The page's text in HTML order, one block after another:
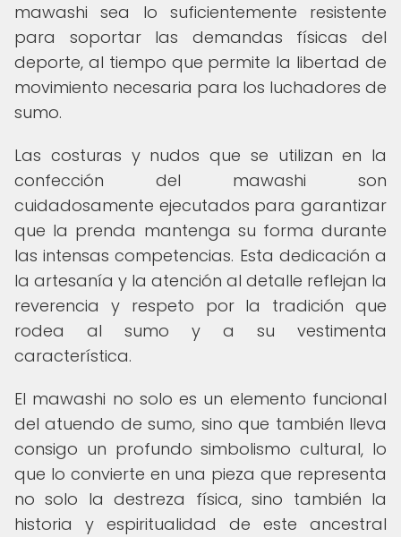
mawashi sea lo suficientemente resistente
para soportar las demandas físicas del
deporte, al tiempo que permite la libertad de
movimiento necesaria para los luchadores de
sumo.
Las costuras y nudos que se utilizan en la
confección del mawashi son
cuidadosamente ejecutados para garantizar
que la prenda mantenga su forma durante
las intensas competencias. Esta dedicación a
la artesanía y la atención al detalle reflejan la
reverencia y respeto por la tradición que
rodea al sumo y a su vestimenta
característica.
El mawashi no solo es un elemento funcional
del atuendo de sumo, sino que también lleva
consigo un profundo simbolismo cultural, lo
que lo convierte en una pieza que representa
no solo la destreza física, sino también la
historia y espiritualidad de este ancestral